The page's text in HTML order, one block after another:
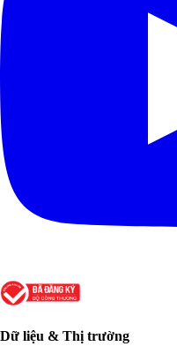
Dữ liệu & Thị trường